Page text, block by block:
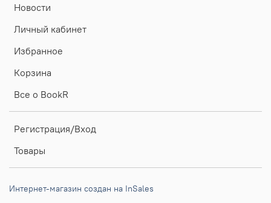
Новости
Личный кабинет
Избранное
Корзина
Все о BookR
Регистрация/Вход
Товары
Интернет-магазин создан на InSales